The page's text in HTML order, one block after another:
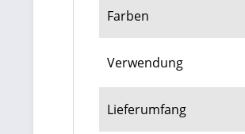
Farben
Verwendung
Lieferumfang